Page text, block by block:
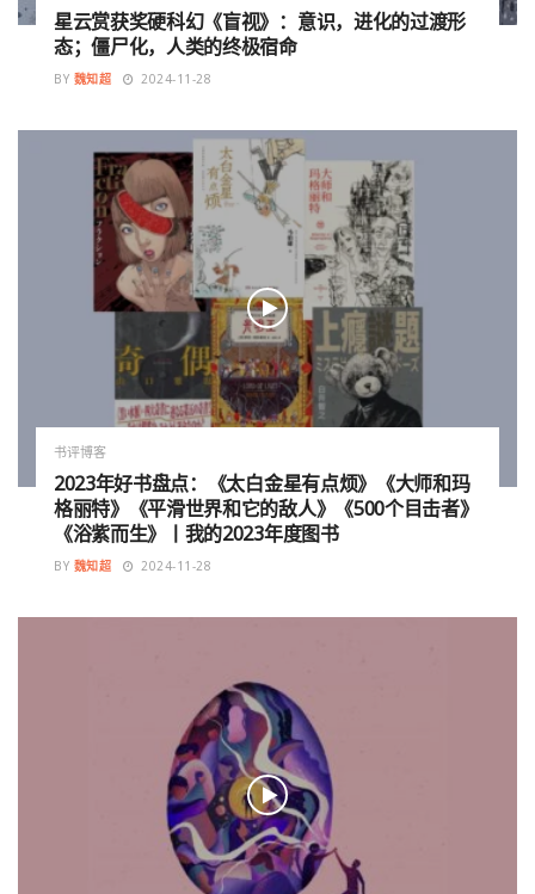
星云赏获奖硬科幻《盲视》：意识，进化的过渡形
态；僵尸化，人类的终极宿命
BY 魏知超 2024-11-28
书评博客
2023年好书盘点：《太白金星有点烦》《大师和玛
格丽特》《平滑世界和它的敌人》《500个目击者》
《浴紫而生》丨我的2023年度图书
BY 魏知超 2024-11-28